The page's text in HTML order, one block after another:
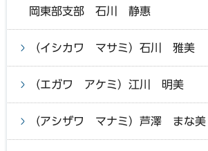
岡東部支部 石川 静惠
（イシカワ マサミ）石川 雅美
（エガワ アケミ）江川 明美
（アシザワ マナミ）芦澤 まな美